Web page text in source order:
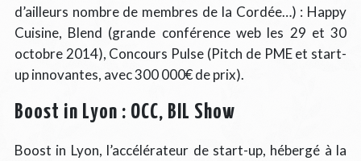
d’ailleurs nombre de membres de la Cordée…) : Happy
Cuisine, Blend (grande conférence web les 29 et 30
octobre 2014), Concours Pulse (Pitch de PME et start-
up innovantes, avec 300 000€ de prix).
Boost in Lyon : OCC, BIL Show
Boost in Lyon, l’accélérateur de start-up, hébergé à la